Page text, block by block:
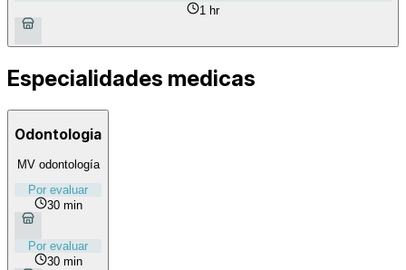
1 hr
Especialidades medicas
Odontologia
MV odontología
Por evaluar
30 min
Por evaluar
30 min